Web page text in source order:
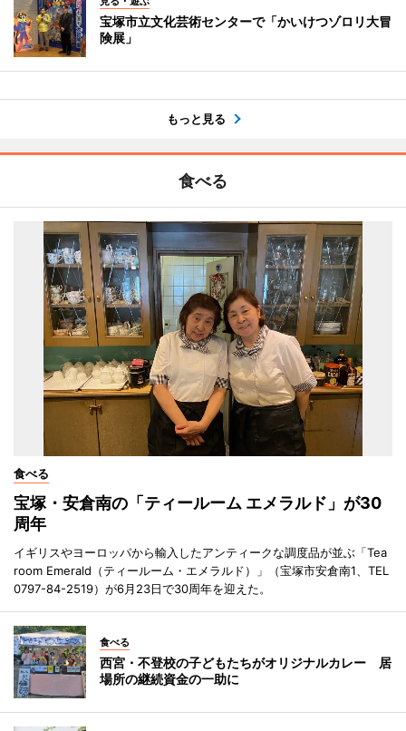
宝塚市立文化芸術センターで「かいけつゾロリ大冒
険展」
もっと見る
食べる
食べる
宝塚・安倉南の「ティールーム エメラルド」が30
周年
イギリスやヨーロッパから輸入したアンティークな調度品が並ぶ「Tea
room Emerald（ティールーム・エメラルド）」（宝塚市安倉南1、TEL
0797-84-2519）が6月23日で30周年を迎えた。
食べる
西宮・不登校の子どもたちがオリジナルカレー 居
場所の継続資金の一助に